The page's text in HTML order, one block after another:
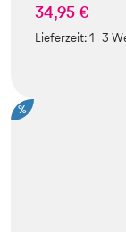
34,95 €
Lieferzeit:1-3
%